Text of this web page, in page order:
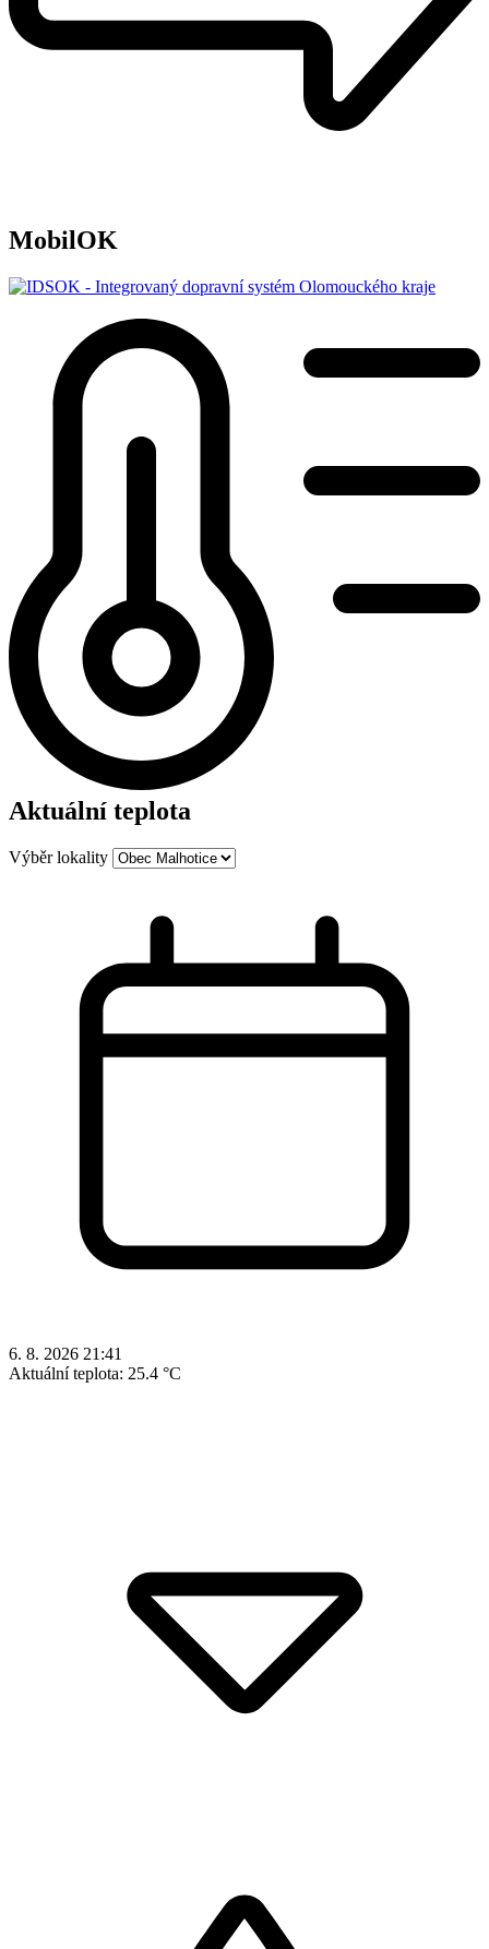
MobilOK
Aktuální teplota
Výběr lokality
6. 8. 2026 21:41
Aktuální teplota: 25.4 °C